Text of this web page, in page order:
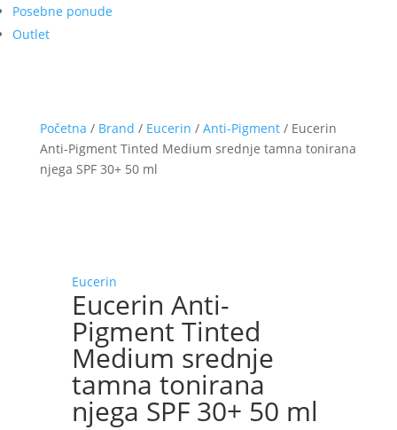
Posebne ponude
Outlet
Početna / Brand / Eucerin / Anti-Pigment/ Eucerin
Anti-Pigment Tinted Medium srednje tamna tonirana
njega SPF 30+ 50 ml
Eucerin
Eucerin Anti-
Pigment Tinted
Medium srednje
tamna tonirana
njega SPF 30+ 50 ml